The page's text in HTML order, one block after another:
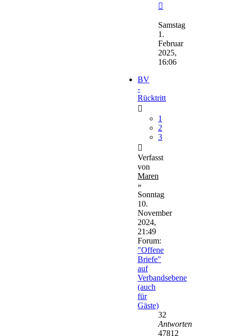
Beitrag
Samstag
1.
Februar
2025,
16:06
BV
-
Rücktritt
1
2
3
Verfasst
von
Maren
»
Sonntag
10.
November
2024,
21:49
Forum:
"Offene
Briefe"
auf
Verbandsebene
(auch
für
Gäste)
32
Antworten
47812